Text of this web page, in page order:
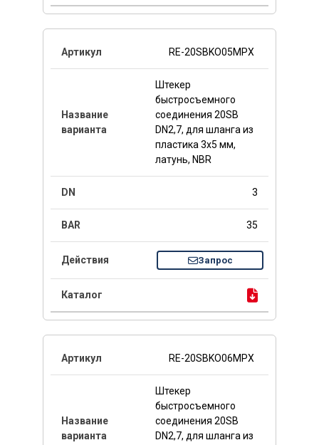
RE-20SBKO05MPX
Штекер
быстросъемного
соединения 20SB
DN2,7, для шланга из
пластика 3x5 мм,
латунь, NBR
3
35
Запрос
RE-20SBKO06MPX
Штекер
быстросъемного
соединения 20SB
DN2,7, для шланга из